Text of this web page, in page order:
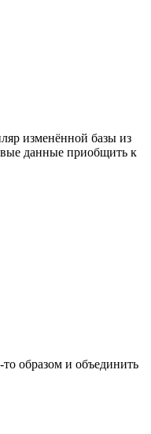
изменённой базы из
данные приобщить к
образом и объединить